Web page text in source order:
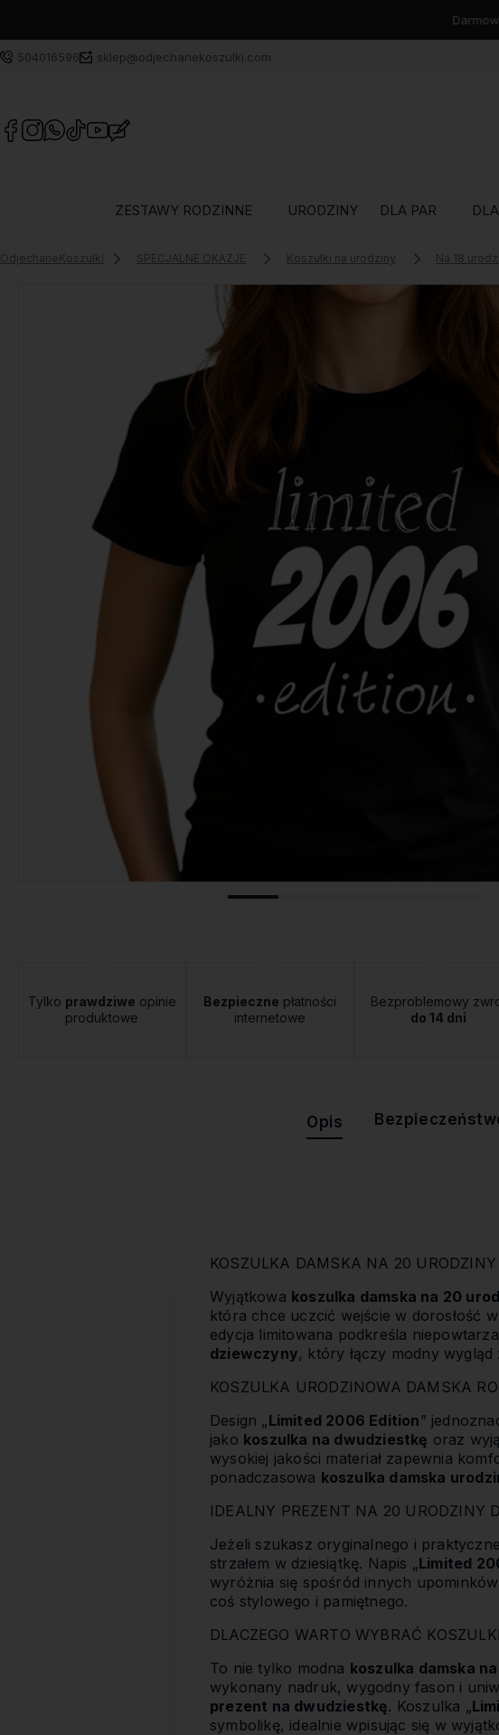
504016596 sklep@odjechanekoszulki.com
ZESTAWY RODZINNE URODZINY DLA PAR
OdjechaneKoszulki SPECJALNE OKAZJE Koszulki na urodziny Na 18
Tylko prawdziwe opinie
produktowe
Bezpieczne płatności
internetowe
Bezproblemowy
do 14 dni
- Orlen Paczka
Opis
KOSZULKA DAMSKA NA 20
Wyjątkowa koszulka damska na 20
która chce uczcić wejście w dorosłość
edycja limitowana podkreśla
dziewczyny, który łączy modny
KOSZULKA URODZINOWA DAMSKA
Design „Limited 2006 Edition”
jako koszulka na dwudziestkę oraz
wysokiej jakości materiał zapewnia
ponadczasowa koszulka damska
IDEALNY PREZENT NA 20 URODZINY
Jeżeli szukasz oryginalnego i
strzałem w dziesiątkę. Napis „Limited
wyróżnia się spośród innych
coś stylowego i pamiętnego.
DLACZEGO WARTO WYBRAĆ
To nie tylko modna koszulka damska
wykonany nadruk, wygodny fason i
prezent na dwudziestkę. Koszulka „
symbolikę, idealnie wpisując się w